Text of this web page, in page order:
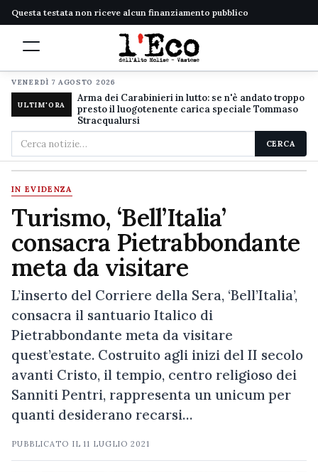
Questa testata non riceve alcun finanziamento pubblico
VENERDÌ 7 AGOSTO 2026
ULTIM'ORA
Arma dei Carabinieri in lutto: se n'è andato troppo
presto il luogotenente carica speciale Tommaso
Stracqualursi
Cerca
nel
sito
CERCA
IN EVIDENZA
Turismo, ‘Bell’Italia’
consacra Pietrabbondante
meta da visitare
L’inserto del Corriere della Sera, ‘Bell’Italia’,
consacra il santuario Italico di
Pietrabbondante meta da visitare
quest’estate. Costruito agli inizi del II secolo
avanti Cristo, il tempio, centro religioso dei
Sanniti Pentri, rappresenta un unicum per
quanti desiderano recarsi…
PUBBLICATO IL11 LUGLIO 2021